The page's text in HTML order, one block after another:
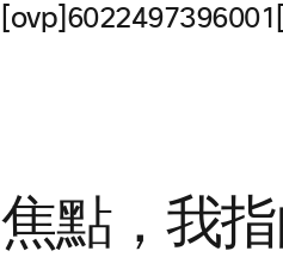
焦點，我